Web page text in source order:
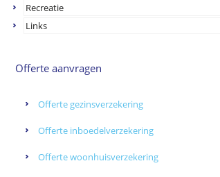
Recreatie
Links
Offerte aanvragen
Offerte gezinsverzekering
Offerte inboedelverzekering
Offerte woonhuisverzekering